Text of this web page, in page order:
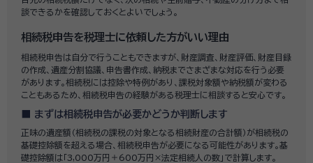
談できるかを確認しておくとよいでしょう。
相続税申告を税理士に依頼した方がいい理由
相続税申告は自分で行うこともできますが、財産調査、財産評価、財産目録
の作成、遺産分割協議、申告書作成、納税までさまざまな対応を行う必要
があります。相続税には控除や特例があり、課税対象額や納税額が変わる
こともあるため、相続税申告の経験がある税理士に相談すると安心です。
まずは相続税申告が必要かどうか判断します
正味の遺産額（相続税の課税の対象となる相続財産の合計額）が相続税の
基礎控除額を超える場合、相続税申告が必要になる可能性があります。基
礎控除額は「3,000万円＋600万円×法定相続人の数」で計算します。